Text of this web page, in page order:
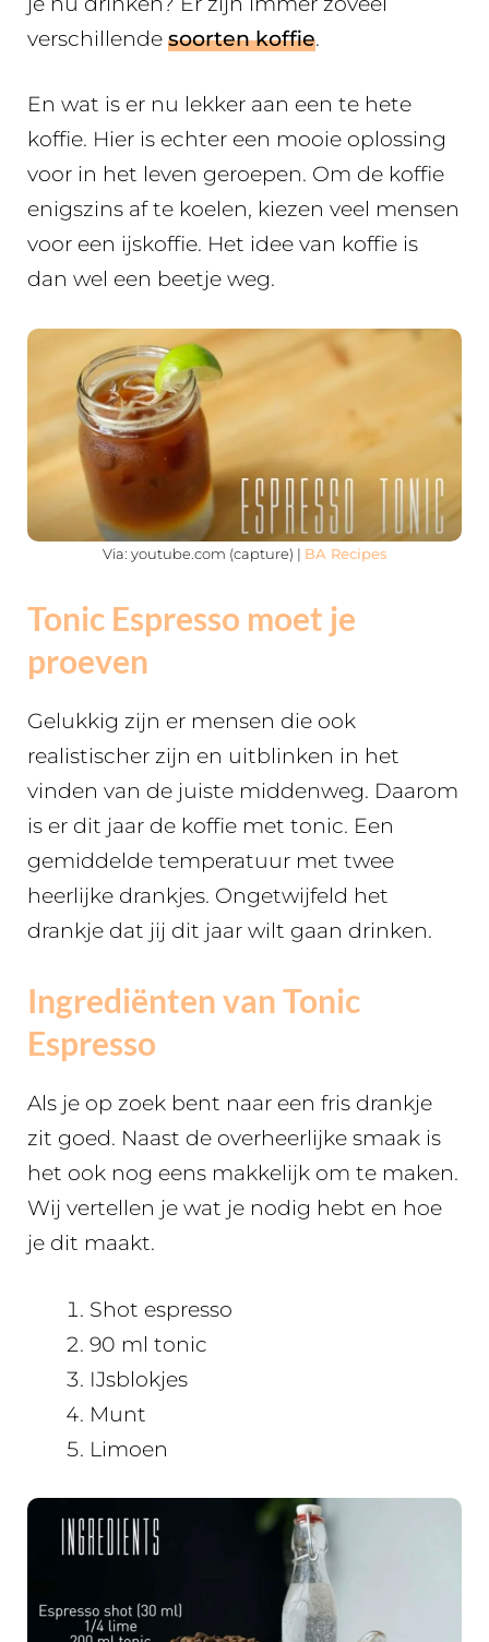
verschillende soorten koffie.
En wat is er nu lekker aan een te hete
koffie. Hier is echter een mooie oplossing
voor in het leven geroepen. Om de koffie
enigszins af te koelen, kiezen veel mensen
voor een ijskoffie. Het idee van koffie is
dan wel een beetje weg.
Via: youtube.com (capture) | BA Recipes
Tonic Espresso moet je
proeven
Gelukkig zijn er mensen die ook
realistischer zijn en uitblinken in het
vinden van de juiste middenweg. Daarom
is er dit jaar de koffie met tonic. Een
gemiddelde temperatuur met twee
heerlijke drankjes. Ongetwijfeld het
drankje dat jij dit jaar wilt gaan drinken.
Ingrediënten van Tonic
Espresso
Als je op zoek bent naar een fris drankje
zit goed. Naast de overheerlijke smaak is
het ook nog eens makkelijk om te maken.
Wij vertellen je wat je nodig hebt en hoe
je dit maakt.
Shot espresso
90 ml tonic
IJsblokjes
Munt
Limoen